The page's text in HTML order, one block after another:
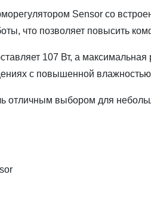
Sensor со
что позволяет повысить
107 Вт, а
с повышенной
отличным выбором для